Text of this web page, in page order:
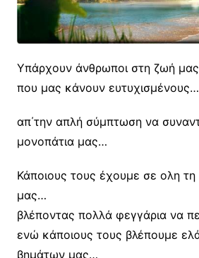
Υπάρχουν άνθρωποι στη ζωή
που μας κάνουν ευτυχισμένους…
απ΄την απλή σύμπτωση να
μονοπάτια μας…
Κάποιους τους έχουμε σε ολη τη
μας…
βλέποντας πολλά φεγγάρια να
ενώ κάποιους τους βλέπουμε
βημάτων μας…